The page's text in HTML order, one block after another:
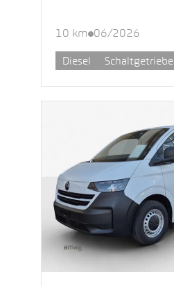
10 km 06/2026
Diesel Schaltgetriebe